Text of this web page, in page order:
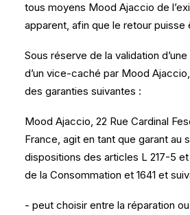
tous moyens Mood Ajaccio de
apparent, afin que le retour
Sous réserve de la validation
d’un vice-caché par Mood
des garanties suivantes :
Mood Ajaccio, 22 Rue Cardinal
France, agit en tant que garant au
dispositions des articles L 217-5
de la Consommation et 1641 et
​- peut choisir entre la réparation